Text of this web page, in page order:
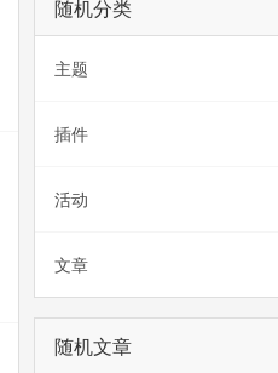
随机分类
主题
插件
活动
文章
随机文章